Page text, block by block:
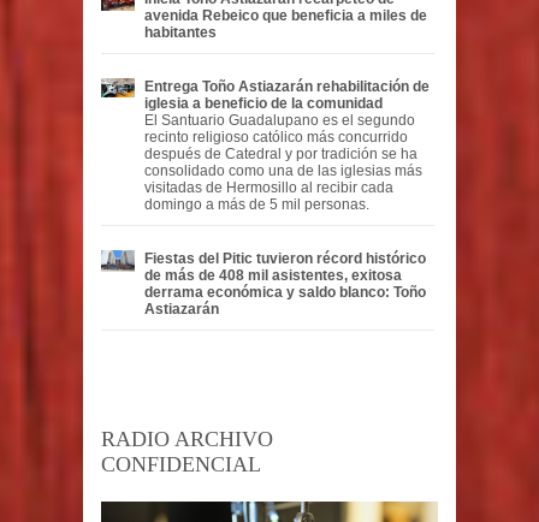
avenida Rebeico que beneficia a miles de
habitantes
Entrega Toño Astiazarán rehabilitación de
iglesia a beneficio de la comunidad
El Santuario Guadalupano es el segundo
recinto religioso católico más concurrido
después de Catedral y por tradición se ha
consolidado como una de las iglesias más
visitadas de Hermosillo al recibir cada
domingo a más de 5 mil personas.
Fiestas del Pitic tuvieron récord histórico
de más de 408 mil asistentes, exitosa
derrama económica y saldo blanco: Toño
Astiazarán
RADIO ARCHIVO
CONFIDENCIAL